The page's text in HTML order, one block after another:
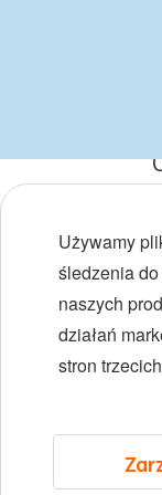
Używamy
śledzenia
naszych
działań
stron trzecich